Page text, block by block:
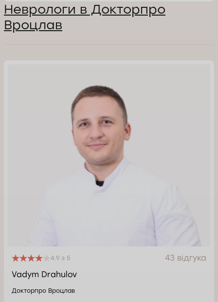
Неврологи в Докторпро
Вроцлав
4.9 з 5
43 відгука
Vadym Drahulov
Докторпро Вроцлав